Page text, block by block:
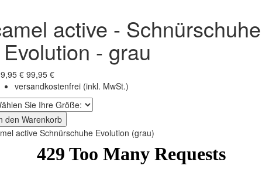
active - Schnürschuhe
- grau
€ 99,95 €
versandkostenfrei (inkl. MwSt.)
den Warenkorb
active Schnürschuhe Evolution (grau)